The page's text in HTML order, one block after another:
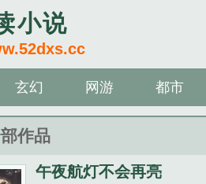
小说
玄幻 网游 都市
作品
午夜航灯不会再亮